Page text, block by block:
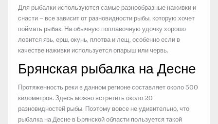
Для рыбалки используются самые разнообразные наживки и
снасти – все зависит от разновидности рыбы, которую хочет
поймать рыбак. На обычную поплавочную удочку хорошо
ловится язь, ерш, окунь, плотва и лещ, особенно если в
качестве наживки используется опарыш или червь.
Брянская рыбалка на Десне
Протяженность реки в данном регионе составляет около 500
километров. Здесь можно встретить около 20
разновидностей рыбы. Поэтому вовсе не удивительно, что
рыбалка на Десне в Брянской области пользуется такой